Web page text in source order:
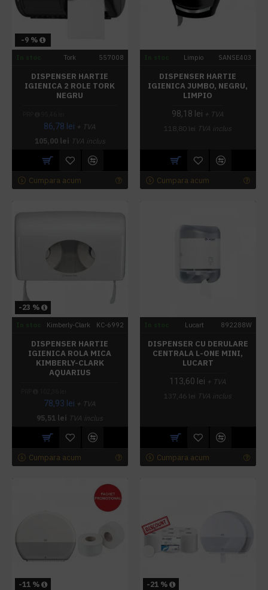
-9 %
Tork 557008
DISPENSER HARTIE
IGIENICA 2 ROLE TORK
NEGRU
86,78 lei + TVA
105,00 lei TVA inclus
Cumpara acum
Limpio SANSE403
DISPENSER HARTIE
IGIENICA JUMBO, NEGRU,
LIMPIO
98,18 lei + TVA
118,80 lei TVA inclus
Cumpara acum
-23 %
Kimberly-Clark KC-6992
DISPENSER HARTIE
IGIENICA ROLA MICA
KIMBERLY-CLARK
AQUARIUS
78,93 lei + TVA
95,51 lei TVA inclus
Cumpara acum
Lucart 892288W
DISPENSER CU DERULARE
CENTRALA L-ONE MINI,
LUCART
113,60 lei + TVA
137,46 lei TVA inclus
Cumpara acum
-11 % -21 %